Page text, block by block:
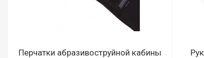
Перчатки абразивоструйной кабины